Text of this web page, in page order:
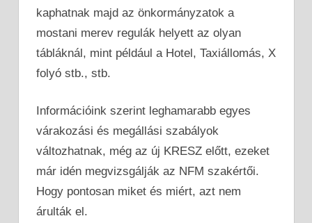
kaphatnak majd az önkormányzatok a
mostani merev regulák helyett az olyan
tábláknál, mint például a Hotel, Taxiállomás, X
folyó stb., stb.
Információink szerint leghamarabb egyes
várakozási és megállási szabályok
változhatnak, még az új KRESZ előtt, ezeket
már idén megvizsgálják az NFM szakértői.
Hogy pontosan miket és miért, azt nem
árulták el.